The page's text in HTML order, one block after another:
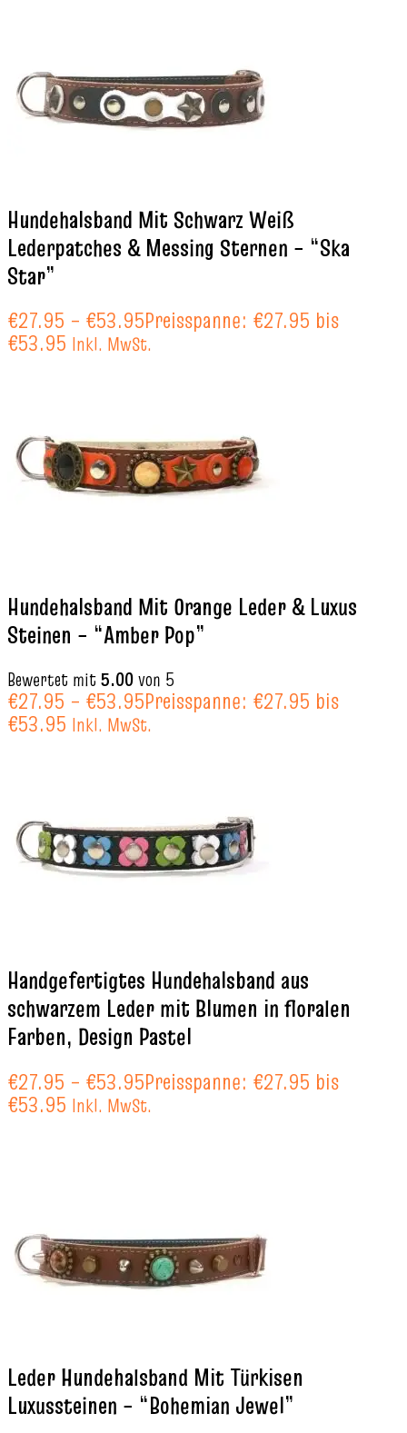
Hundehalsband Mit Schwarz Weiß
Lederpatches & Messing Sternen – “Ska
Star”
€27.95 – €53.95Preisspanne: €27.95 bis
€53.95 Inkl. MwSt.
Hundehalsband Mit Orange Leder & Luxus
Steinen – “Amber Pop”
Bewertet mit5.00von 5
€27.95 – €53.95Preisspanne: €27.95 bis
€53.95 Inkl. MwSt.
Handgefertigtes Hundehalsband aus
schwarzem Leder mit Blumen in floralen
Farben, Design Pastel
€27.95 – €53.95Preisspanne: €27.95 bis
€53.95 Inkl. MwSt.
Leder Hundehalsband Mit Türkisen
Luxussteinen – “Bohemian Jewel”